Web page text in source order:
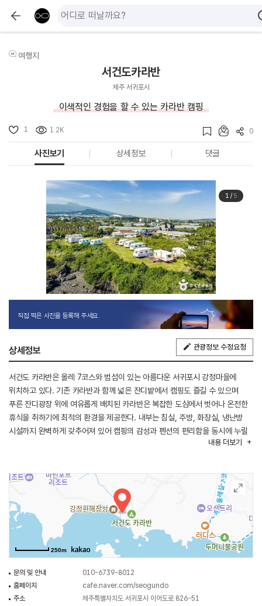
여행지
서건도카라반
제주 서귀포시
이색적인 경험을 할 수 있는 카라반 캠핑
1 1.2K 0
사진보기 상세정보 댓글
1/ 5
직접 찍은 사진을 등록해 주세요.
상세정보 관광정보 수정요청
서건도 카라반은 올레 7코스와 범섬이 있는 아름다운 서귀포시 강정마을에
위치하고 있다. 기존 카라반과 함께 넓은 잔디밭에서 캠핑도 즐길 수 있으며
푸른 잔디광장 위에 여유롭게 배치된 카라반은 복잡한 도심에서 벗어나 온전한
휴식을 취하기에 최적의 환경을 제공한다. 내부는 침실, 주방, 화장실, 냉난방
시설까지 완벽하게 갖추어져 있어 캠핑의 감성과 펜션의 편리함을 동시에 누릴
수 있다. 문을 열면 곧바로 펼쳐지는 잔디밭과 바다 향기는 캠핑의 낭만을
내용 더보기
250m
문의 및 안내
010-6739-8012
홈페이지
cafe.naver.com/seogundo
주소
제주특별자치도 서귀포시 이어도로 826-51